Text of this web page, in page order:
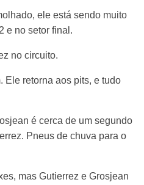
ele está sendo muito
e no setor final.
no circuito.
Ele retorna aos pits, e tudo
é cerca de um segundo
Pneus de chuva para o
mas Gutierrez e Grosjean